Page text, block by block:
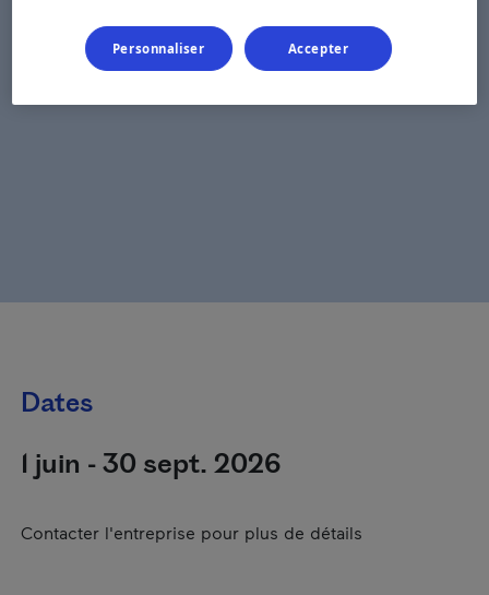
Dates
1 juin - 30 sept. 2026
Contacter l'entreprise pour plus de détails
Personnaliser Accepter